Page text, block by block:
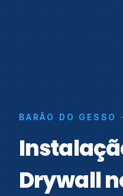
BARÃO DO GESSO
Drywall